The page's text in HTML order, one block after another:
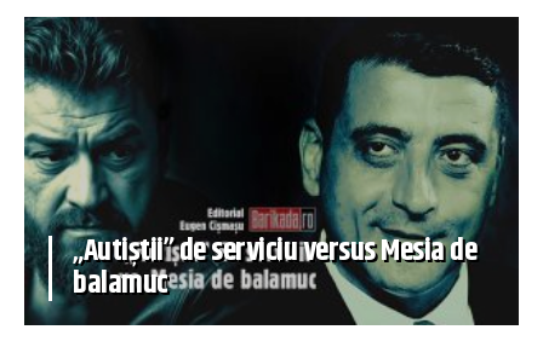
„Autiștii” de serviciu versus Mesia de
balamuc